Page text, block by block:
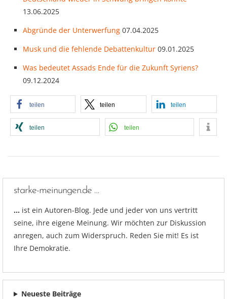
13.06.2025
Abgründe der Unterwerfung 07.04.2025
Musk und die fehlende Debattenkultur 09.01.2025
Was bedeutet Assads Ende für die Zukunft Syriens?
09.12.2024
teilen teilen teilen
teilen teilen
starke-meinungen.de …
… ist ein Autoren-Blog. Jede und jeder von uns vertritt
seine, ihre eigene Meinung. Wir möchten zur Diskussion
anregen, auch zum Widerspruch. Reden Sie mit! Es ist
Ihre Demokratie.
Neueste Beiträge